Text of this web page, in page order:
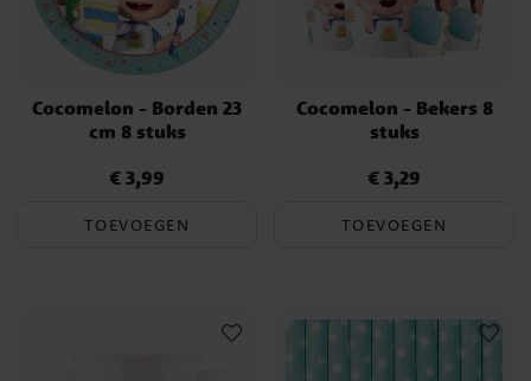
Cocomelon - Borden 23
cm 8 stuks
Prijs :€ 3,99
€ 3,99
TOEVOEGEN
Cocomelon - Bekers 8
stuks
Prijs :€ 3,29
€ 3,29
TOEVOEGEN